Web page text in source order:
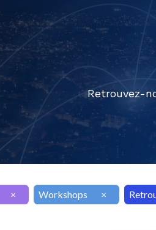
Retrouvez-
× Workshops ×